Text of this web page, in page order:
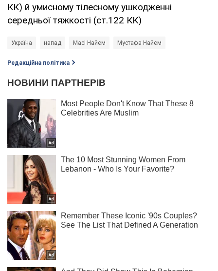
КК) й умисному тілесному ушкодженні
середньої тяжкості (ст.122 КК)
Україна напад Масі Найєм Мустафа Найєм
Редакційна політика